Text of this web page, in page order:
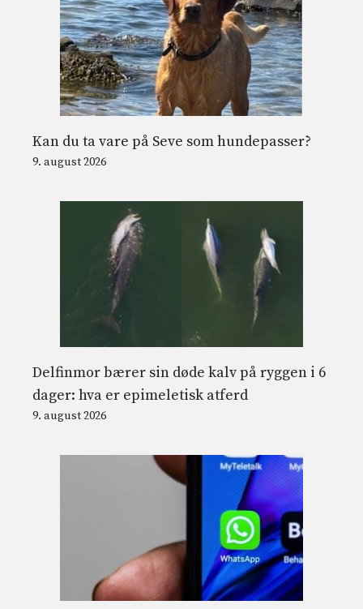
Kan du ta vare på Seve som hundepasser?
9. august 2026
Delfinmor bærer sin døde kalv på ryggen i 6
dager: hva er epimeletisk atferd
9. august 2026